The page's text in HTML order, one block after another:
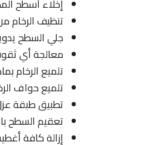
إخلاء أسطح
تنظيف الرخام
جلي السطح
معالجة أي
تلميع الرخام
تلميع حواف
تطبيق طبقة
تعقيم السطح
إزالة كافة